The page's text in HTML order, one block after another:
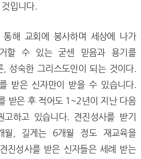
입니다.
통해 교회에 봉사하며 세상에 나가
할 수 있는 굳센 믿음과 용기를
, 성숙한 그리스도인이 되는 것이다.
받은 신자만이 받을 수 있습니다.
받은 후 적어도 1~2년이 지난 다음
하고 있습니다. 견진성사를 받기
월, 길게는 6개월 정도 재교육을
진성사를 받은 신자들은 세례 받는